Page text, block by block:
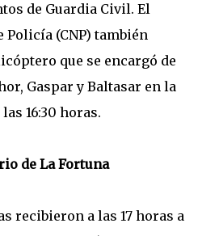
de Guardia Civil. El
Policía (CNP) también
que se encargó de
Gaspar y Baltasar en la
16:30 horas.
de La Fortuna
recibieron a las 17 horas a